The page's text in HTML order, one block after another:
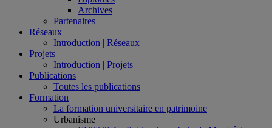
Archives
Partenaires
Réseaux
Introduction | Réseaux
Projets
Introduction | Projets
Publications
Toutes les publications
Formation
La formation universitaire en patrimoine
Urbanisme